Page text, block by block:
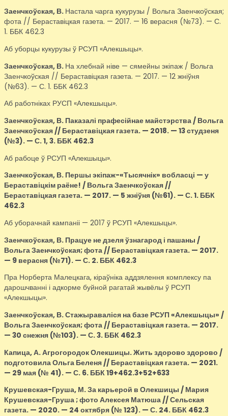
Заенчкоўская, В. Настала чарга кукурузы / Вольга Заенчкоўская;
фота // Бераставіцкая газета. — 2017. — 16 верасня (№73). — С.
1. ББК 462.3
Аб уборцы кукурузы ў РСУП «Алекшыцы».
Заенчкоўская, В. На хлебнай ніве — сямейны экіпаж / Вольга
Заенчкоўская // Бераставіцкая газета. — 2017. — 12 жніўня
(№63). — С. 1. ББК 462.3
Аб работніках РУСП «Алекшыцы».
Заенчкоўская, В. Паказалі прафесійнае майстэрства / Вольга
Заенчкоўская // Бераставіцкая газета. — 2018. — 13 студзеня
(№3). — С. 1, 3. ББК 462.3
Аб рабоце ў РСУП «Алекшыцы».
Заенчкоўская, В. Першы экіпаж-«Тысячнік» вобласці — у
Бераставіцкім раёне! / Вольга Заенчкоўская //
Бераставіцкая газета. — 2017. — 5 жніўня (№61). — С. 1. ББК
462.3
Аб уборачнай кампаніі — 2017 ў РСУП «Алекшыцы».
Заенчкоўская, В. Працуе не дзеля ўзнагарод і пашаны /
Вольга Заенчкоўская; фота // Бераставіцкая газета. — 2017.
— 9 верасня (№71). — С. 2. ББК 462.3
Пра Норберта Малецкага, кіраўніка аддзялення комплексу па
дарошчванні і адкорме буйной рагатай жывёлы ў РСУП
«Алекшыцы».
Заенчкоўская, В.Стажыраваліся на базе РСУП «Алекшыцы» /
Вольга Заенчкоўская; фота // Бераставіцкая газета. — 2017.
— 30 снежня (№103). — С. 3. ББК 462.3
Капица, А.Агрогородок Олекшицы. Жить здорово здорово /
подготовила Ольга Беленя // Бераставіцкая газета. — 2021.
— 29 мая (№ 41). — С. 6. ББК 19+462.3+52+633
Крушевская-Груша, М.За карьерой в Олекшицы / Мария
Крушевская-Груша ; фото Алексея Матюша // Сельская
газета. — 2020. — 24 октября (№ 123). — С. 24. ББК 462.3